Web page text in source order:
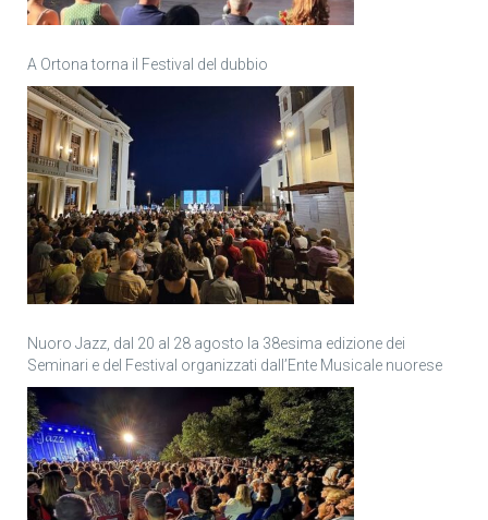
A Ortona torna il Festival del dubbio
Nuoro Jazz, dal 20 al 28 agosto la 38esima edizione dei
Seminari e del Festival organizzati dall’Ente Musicale nuorese